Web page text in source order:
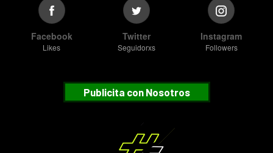
Facebook
Likes
Twitter
Seguidorxs
Instagram
Followers
Publicita con Nosotros